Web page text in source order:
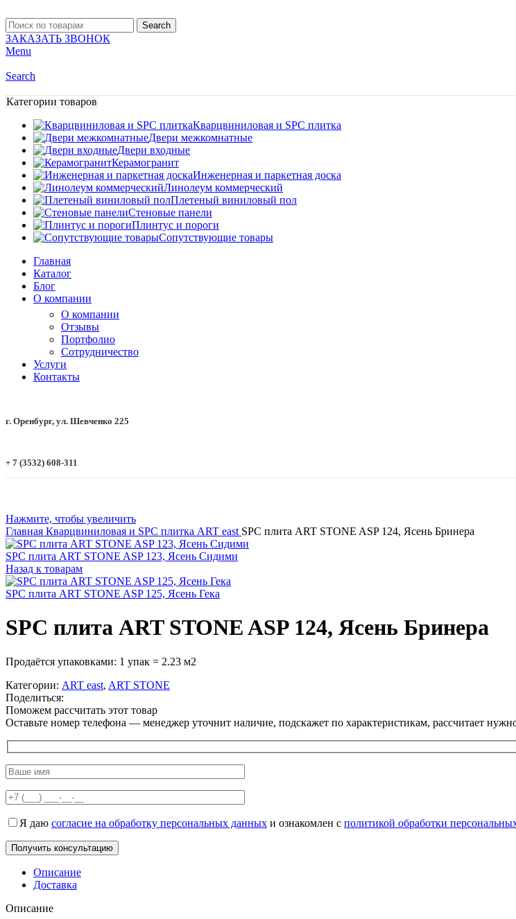
Search
ЗАКАЗАТЬ ЗВОНОК
Menu
Search
Категории товаров
Кварцвиниловая и SPC плитка
Двери межкомнатные
Двери входные
Керамогранит
Инженерная и паркетная доска
Линолеум коммерческий
Плетеный виниловый пол
Стеновые панели
Плинтус и пороги
Сопутствующие товары
Главная
Каталог
Блог
О компании
О компании
Отзывы
Портфолио
Сотрудничество
Услуги
Контакты
г. Оренбург, ул. Шевченко 225
+ 7 (3532) 608-311
Нажмите, чтобы увеличить
Главная Кварцвиниловая и SPC плитка ART east SPC плита ART STONE ASP 124, Ясень Бринера
SPC плита ART STONE ASP 123, Ясень Сидими
Назад к товарам
SPC плита ART STONE ASP 125, Ясень Гека
SPC плита ART STONE ASP 124, Ясень Бринера
Продаётся упаковками: 1 упак = 2.23 м2
Категории: ART east, ART STONE
Поделиться:
Поможем рассчитать этот товар
Оставьте номер телефона — менеджер уточнит наличие, подскажет по характеристикам, рассчитает
Я даю согласие на обработку персональных данных и ознакомлен с политикой обработки
Описание
Доставка
Описание